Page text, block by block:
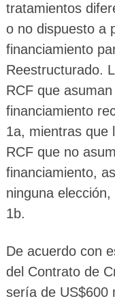
tratamientos
o no dispuesto a
financiamiento
Reestructurado.
RCF que
financiamiento
1a, mientras que
RCF que no
financiamiento,
ninguna
1b.
De acuerdo con
del Contrato de
sería de US$600